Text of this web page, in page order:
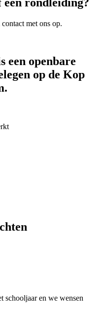
met ons op.
een openbare
op de Kop
schooljaar en we wensen